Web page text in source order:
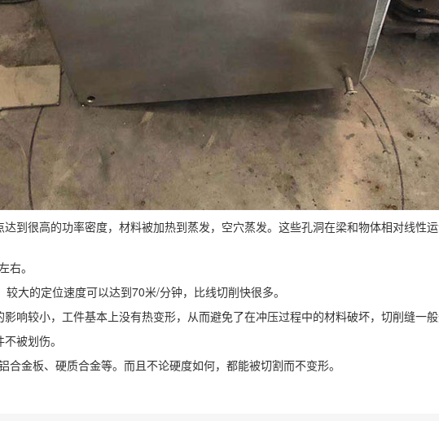
很高的功率密度，材料被加热到蒸发，空穴蒸发。这些孔洞在梁和物体相对线性
。
的定位速度可以达到70米/分钟，比线切削快很多。
较小，工件基本上没有热变形，从而避免了在冲压过程中的材料破坏，切削缝一般
被划伤。
板、硬质合金等。而且不论硬度如何，都能被切割而不变形。